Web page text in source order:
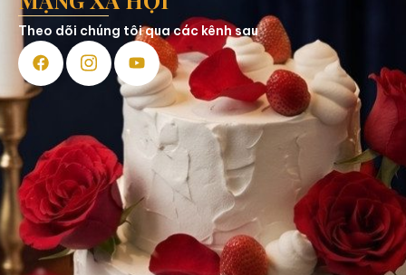
Theo dõi chúng tôi qua các kênh sau